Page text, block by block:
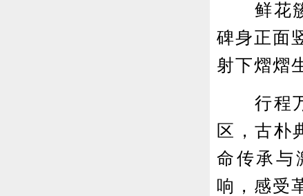
鲜花簇
碑身正面
射下熠熠
行程万
区，古朴
命传承与
响，感受